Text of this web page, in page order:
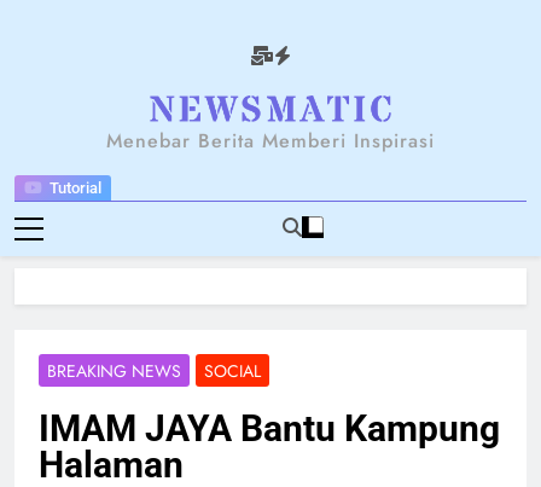
Tutorial
NEWSANTARA
Menebar Berita Memberi Inspirasi
BREAKING NEWS SOCIAL
IMAM JAYA Bantu Kampung
Halaman